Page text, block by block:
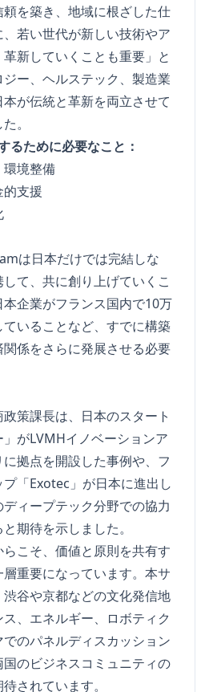
を築き、地域に根ざした仕
若い世代が新しい技術やア
新していくことも重要」と
ー、ヘルステック、製造業
が伝統と革新を両立させて
。
ために必要なこと：
環境整備
支援
は日本だけでは完結しな
て、共に創り上げていくこ
企業がフランス国内で10万
いることなど、すでに構築
係をさらに発展させる必要
策課長は、日本のスタート
がLVMHイノベーションア
拠点を開設した事例や、フ
「Exotec」が日本に進出し
ィープテック分野での協力
期待を示しました。
こそ、価値と原則を共有す
重要になっています。本サ
谷や京都などの文化発信地
、エネルギー、ロボティク
のパネルディスカッション
のビジネスコミュニティの
されています。